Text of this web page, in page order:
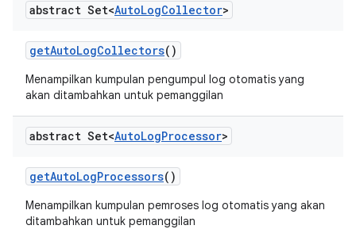
abstract Set<AutoLogCollector>
getAutoLogCollectors()
Menampilkan kumpulan pengumpul log otomatis yang
akan ditambahkan untuk pemanggilan
abstract Set<AutoLogProcessor>
getAutoLogProcessors()
Menampilkan kumpulan pemroses log otomatis yang akan
ditambahkan untuk pemanggilan